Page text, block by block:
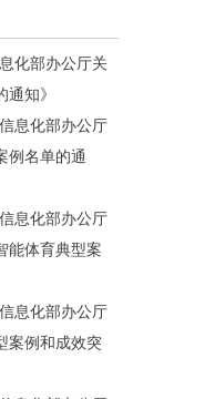
化部办公厅关
知》
息化部办公厅
例名单的通
息化部办公厅
能体育典型案
息化部办公厅
案例和成效突